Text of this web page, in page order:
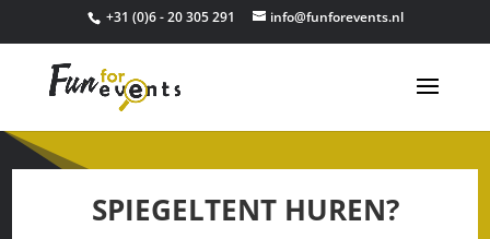
+31 (0)6 - 20 305 291 info@funforevents.nl
SPIEGELTENT HUREN?